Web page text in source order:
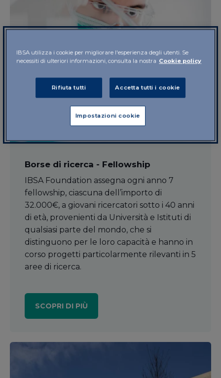
Borse di ricerca - Fellowship
IBSA Foundation assegna ogni anno 7
fellowship, ciascuna dell’importo di
32.000€, a giovani ricercatori sotto i 40 anni
di età, provenienti da Università e Istituti di
qualsiasi parte del mondo, che si
distinguono per le loro capacità e hanno in
corso progetti particolarmente rilevanti in 5
aree di ricerca.
SCOPRI DI PIÙ
IBSA utilizza i cookie per migliorare l'esperienza degli utenti. Se
necessiti di ulteriori informazioni, consulta la nostra Cookie policy
Rifiuta tutti Accetta tutti i cookie
Impostazioni cookie